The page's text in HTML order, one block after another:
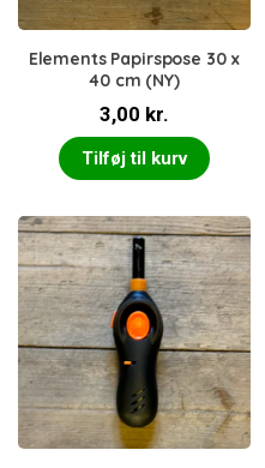
Elements Papirspose 30 x
40 cm (NY)
3,00 kr.
Tilføj til kurv